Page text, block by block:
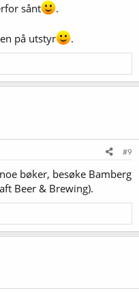
sånt
.
på utstyr .
#9
bøker, besøke Bamberg
Beer & Brewing).